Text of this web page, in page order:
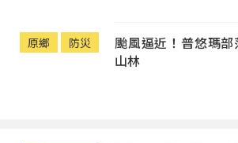
原鄉 防災
颱風逼近！普悠瑪
山林